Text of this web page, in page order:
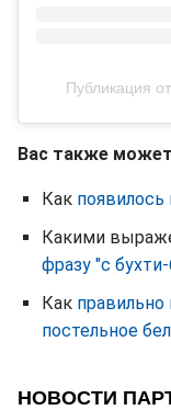
Публикация
Вас также
Как
Какими
фразу "с
Как
постельное